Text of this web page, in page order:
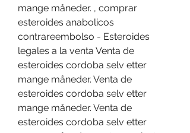
mange måneder. , comprar
esteroides anabolicos
contrareembolso - Esteroides
legales a la venta Venta de
esteroides cordoba selv etter
mange måneder. Venta de
esteroides cordoba selv etter
mange måneder. Venta de
esteroides cordoba selv etter